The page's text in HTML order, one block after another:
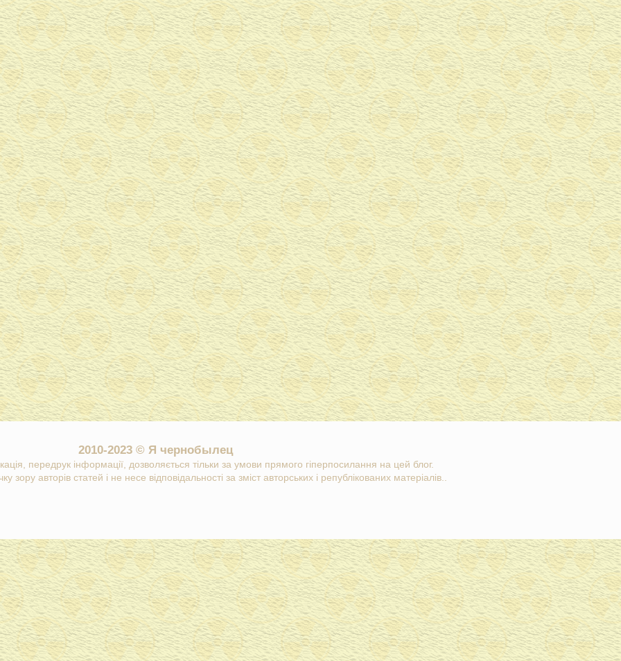
2010-2023 © Я чернобылец
передрук інформації, дозволяється тільки за умови прямого гіперпосилання на цей блог.
зору авторів статей і не несе відповідальності за зміст авторських і републікованих матеріалів..